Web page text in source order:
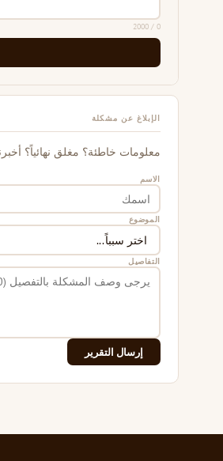
0
/ 2000
الإبلاغ عن مشكلة
معلومات خاطئة؟ مغلق نهائياً؟
الاسم
الموضوع
التفاصيل
إرسال التقرير